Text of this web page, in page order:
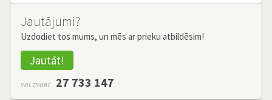
Jautājumi?
Uzdodiet tos mums, un mēs ar prieku atbildēsim!
Jautāt!
vai zvani 27 733 147